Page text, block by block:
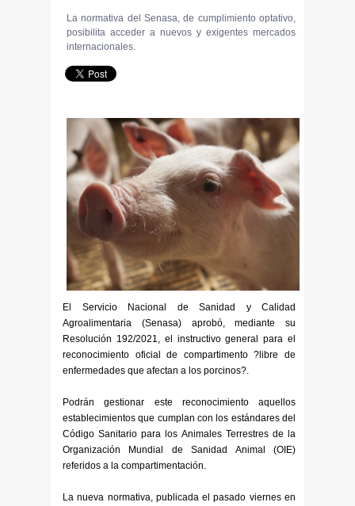
La normativa del Senasa, de cumplimiento optativo,
posibilita acceder a nuevos y exigentes mercados
internacionales.
El Servicio Nacional de Sanidad y Calidad
Agroalimentaria (Senasa) aprobó, mediante su
Resolución 192/2021, el instructivo general para el
reconocimiento oficial de compartimento ?libre de
enfermedades que afectan a los porcinos?.
Podrán gestionar este reconocimiento aquellos
establecimientos que cumplan con los estándares del
Código Sanitario para los Animales Terrestres de la
Organización Mundial de Sanidad Animal (OIE)
referidos a la compartimentación.
La nueva normativa, publicada el pasado viernes en